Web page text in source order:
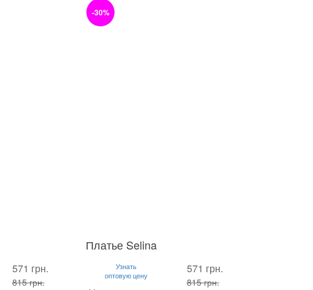
571 грн.
815 грн.
-30%
S M L
Платье Selina
Узнать
оптовую цену
571 грн.
815 грн.